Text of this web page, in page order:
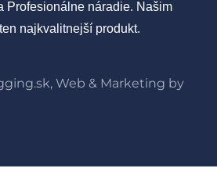
Profesionálne náradie. Našim
najkvalitnejší produkt.
Web & Marketing by